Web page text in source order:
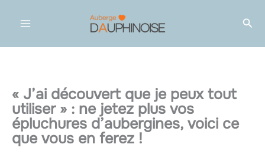
« J’ai découvert que je peux tout
utiliser » : ne jetez plus vos
épluchures d’aubergines, voici ce
que vous en ferez !